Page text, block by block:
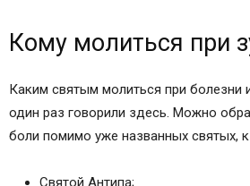
Молитва от зубной боли
«Скоропослушница» от боли в
Кому молиться при зубной боли
Молитва от зубной боли Святому
Богородице
Кому молиться при
Каким святым молиться при болезни
один раз говорили здесь. Можно
боли помимо уже названных святых,
Святой Антипа;